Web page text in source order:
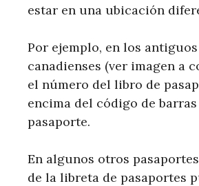
estar en una ubicación
Por ejemplo, en los
canadienses (ver imagen a
el número del libro de
encima del código de
pasaporte.
En algunos otros
de la libreta de pasaportes